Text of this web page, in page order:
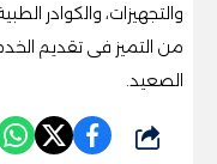
والتجهيزات، والكوادر
من التميز فى تقديم
الصعيد.
شارك